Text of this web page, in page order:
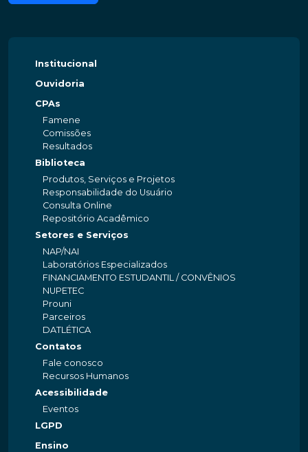
Institucional
Ouvidoria
CPAs
Famene
Comissões
Resultados
Biblioteca
Produtos, Serviços e Projetos
Responsabilidade do Usuário
Consulta Online
Repositório Acadêmico
Setores e Serviços
NAP/NAI
Laboratórios Especializados
FINANCIAMENTO ESTUDANTIL / CONVÊNIOS
NUPETEC
Prouni
Parceiros
DATLÉTICA
Contatos
Fale conosco
Recursos Humanos
Acessibilidade
Eventos
LGPD
Ensino